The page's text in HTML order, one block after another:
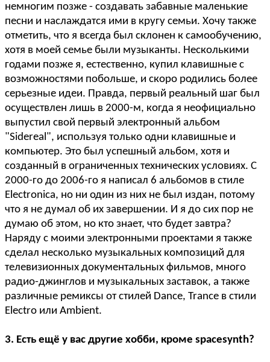
немногим позже - создавать забавные маленькие
песни и наслаждатся ими в кругу семьи. Хочу также
отметить, что я всегда был склонен к самообучению,
хотя в моей семье были музыканты. Несколькими
годами позже я, естественно, купил клавишные с
возможностями побольше, и скоро родились более
серьезные идеи. Правда, первый реальный шаг был
осуществлен лишь в 2000-м, когда я неофициально
выпустил свой первый электронный альбом
"Sidereal", используя только одни клавишные и
компьютер. Это был успешный альбом, хотя и
созданный в ограниченных технических условиях. С
2000-го до 2006-го я написал 6 альбомов в стиле
Electronica, но ни один из них не был издан, потому
что я не думал об их завершении. И я до сих пор не
думаю об этом, но кто знает, что будет завтра?
Наряду с моими электронными проектами я также
сделал несколько музыкальных композиций для
телевизионных документальных фильмов, много
радио-джинглов и музыкальных заставок, а также
различные ремиксы от стилей Dance, Trance в стили
Electro или Ambient.
3. Есть ещё у вас другие хобби, кроме spacesynth?